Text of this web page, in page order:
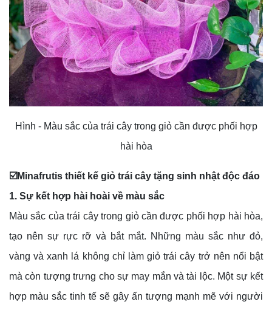
Hình - Màu sắc của trái cây trong giỏ cần được phối hợp
hài hòa
☑️Minafrutis thiết kế giỏ trái cây tặng sinh nhật độc đáo
1. Sự kết hợp hài hoài về màu sắc
Màu sắc của trái cây trong giỏ cần được phối hợp hài hòa,
tạo nên sự rực rỡ và bắt mắt. Những màu sắc như đỏ,
vàng và xanh lá không chỉ làm giỏ trái cây trở nên nổi bật
mà còn tượng trưng cho sự may mắn và tài lộc. Một sự kết
hợp màu sắc tinh tế sẽ gây ấn tượng mạnh mẽ với người